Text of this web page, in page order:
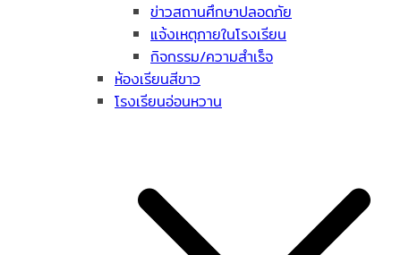
ข่าวสถานศึกษาปลอดภัย
แจ้งเหตุภายในโรงเรียน
กิจกรรม/ความสำเร็จ
ห้องเรียนสีขาว
โรงเรียนอ่อนหวาน